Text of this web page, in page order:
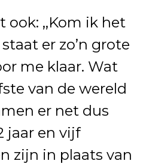
ook: ,,Kom ik het
er zo’n grote
me klaar. Wat
van de wereld
er net dus
jaar en vijf
zijn in plaats van